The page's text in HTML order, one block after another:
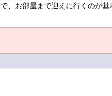
、お部屋まで迎えに行くのが基